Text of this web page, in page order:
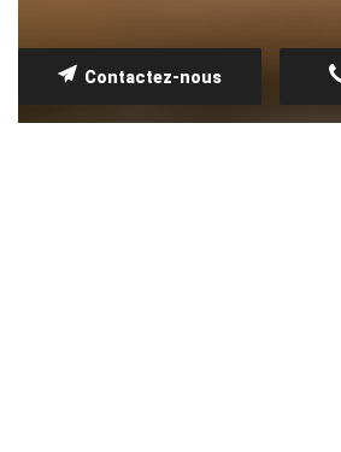
Contactez-nous